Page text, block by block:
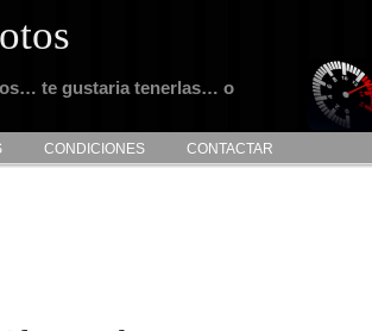
te gustaria tenerlas… o
CONDICIONES CONTACTAR